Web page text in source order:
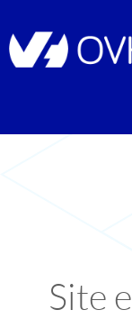
Site